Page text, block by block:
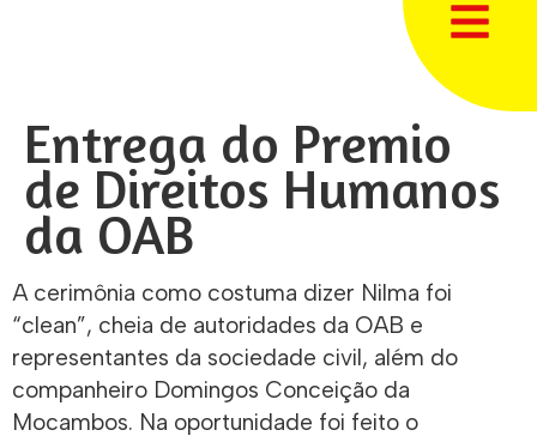
Entrega do Premio
de Direitos Humanos
da OAB
A cerimônia como costuma dizer Nilma foi
“clean”, cheia de autoridades da OAB e
representantes da sociedade civil, além do
companheiro Domingos Conceição da
Mocambos. Na oportunidade foi feito o